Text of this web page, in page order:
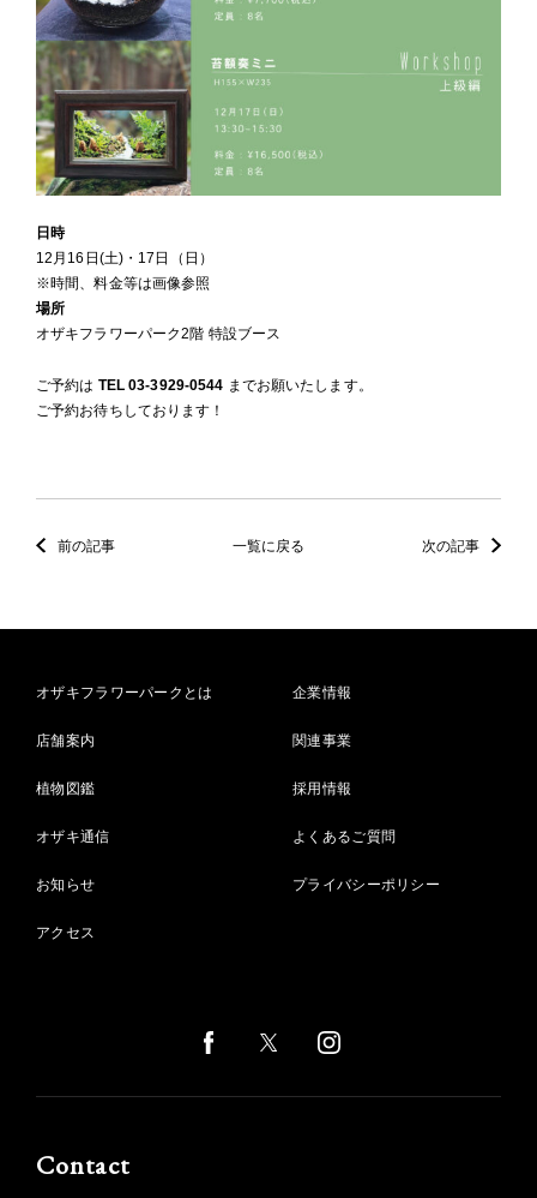
日時
12月16日(土)・17日（日）
※時間、料金等は画像参照
場所
オザキフラワーパーク2階 特設ブース
ご予約は TEL 03-3929-0544 までお願いたします。
ご予約お待ちしております！
前の記事 一覧に戻る 次の記事
オザキフラワーパークとは
店舗案内
植物図鑑
オザキ通信
お知らせ
アクセス
企業情報
関連事業
採用情報
よくあるご質問
プライバシーポリシー
Contact